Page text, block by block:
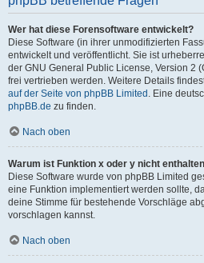
Wer hat diese Forensoftware entwickelt?
Diese Software (in ihrer unmodifizierten
entwickelt und veröffentlicht. Sie ist
der GNU General Public License, Version 2
frei vertrieben werden. Weitere Details
auf der Seite von phpBB Limited . Eine
phpBB.de zu finden.
Nach oben
Warum ist Funktion x oder y nicht
Diese Software wurde von phpBB Limited
eine Funktion implementiert werden sollte,
deine Stimme für bestehende Vorschläge
vorschlagen kannst.
Nach oben